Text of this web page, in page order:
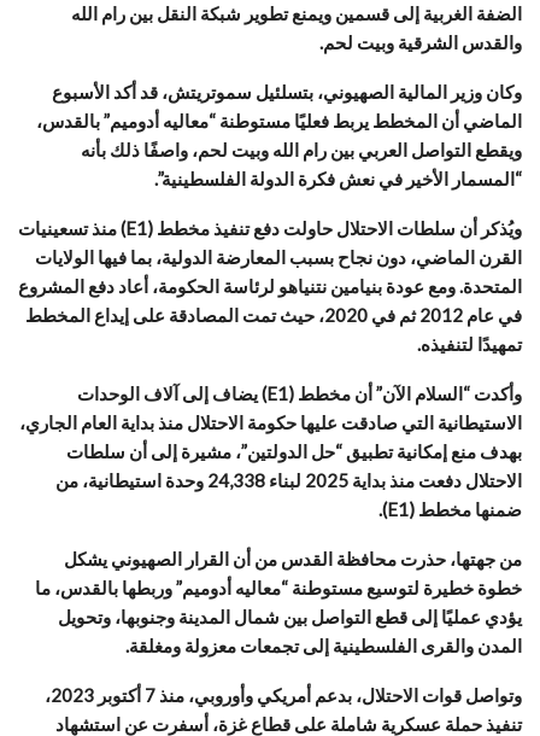
الضفة الغربية إلى قسمين ويمنع تطوير شبكة النقل بين رام الله
والقدس الشرقية وبيت لحم.
وكان وزير المالية الصهيوني، بتسلئيل سموتريتش، قد أكد الأسبوع
الماضي أن المخطط يربط فعليًا مستوطنة “معاليه أدوميم” بالقدس،
ويقطع التواصل العربي بين رام الله وبيت لحم، واصفًا ذلك بأنه
“المسمار الأخير في نعش فكرة الدولة الفلسطينية”.
ويُذكر أن سلطات الاحتلال حاولت دفع تنفيذ مخطط (E1) منذ تسعينيات
القرن الماضي، دون نجاح بسبب المعارضة الدولية، بما فيها الولايات
المتحدة. ومع عودة بنيامين نتنياهو لرئاسة الحكومة، أعاد دفع المشروع
في عام 2012 ثم في 2020، حيث تمت المصادقة على إيداع المخطط
تمهيدًا لتنفيذه.
وأكدت “السلام الآن” أن مخطط (E1) يضاف إلى آلاف الوحدات
الاستيطانية التي صادقت عليها حكومة الاحتلال منذ بداية العام الجاري،
بهدف منع إمكانية تطبيق “حل الدولتين”، مشيرة إلى أن سلطات
الاحتلال دفعت منذ بداية 2025 لبناء 24,338 وحدة استيطانية، من
ضمنها مخطط (E1).
من جهتها، حذرت محافظة القدس من أن القرار الصهيوني يشكل
خطوة خطيرة لتوسيع مستوطنة “معاليه أدوميم” وربطها بالقدس، ما
يؤدي عمليًا إلى قطع التواصل بين شمال المدينة وجنوبها، وتحويل
المدن والقرى الفلسطينية إلى تجمعات معزولة ومغلقة.
وتواصل قوات الاحتلال، بدعم أمريكي وأوروبي، منذ 7 أكتوبر 2023،
تنفيذ حملة عسكرية شاملة على قطاع غزة، أسفرت عن استشهاد